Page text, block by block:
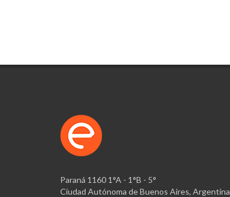
Paraná 1160 1°A - 1°B - 5°
Ciudad Autónoma de Buenos Aires, Argentina